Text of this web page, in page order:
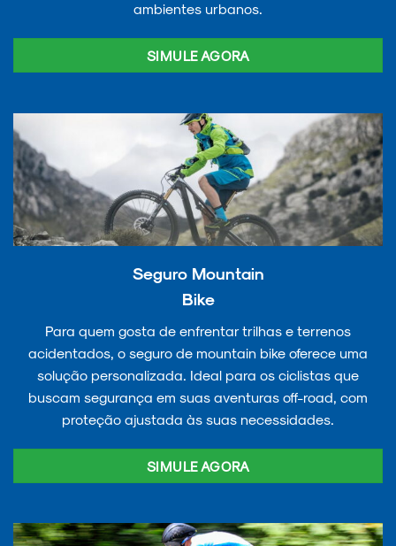
ambientes urbanos.
SIMULE AGORA
Seguro Mountain
Bike
Para quem gosta de enfrentar trilhas e terrenos
acidentados, o seguro de mountain bike oferece uma
solução personalizada. Ideal para os ciclistas que
buscam segurança em suas aventuras off-road, com
proteção ajustada às suas necessidades.
SIMULE AGORA